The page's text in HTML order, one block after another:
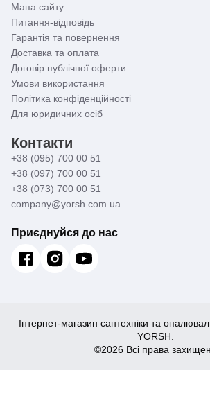
Мапа сайту
Питання-відповідь
Гарантія та повернення
Доставка та оплата
Договір публічної оферти
Умови використання
Політика конфіденційності
Для юридичних осіб
Контакти
+38 (095) 700 00 51
+38 (097) 700 00 51
+38 (073) 700 00 51
company@yorsh.com.ua
Приєднуйся до нас
Інтернет-магазин сантехніки та
YORSH.
©2026 Всі права